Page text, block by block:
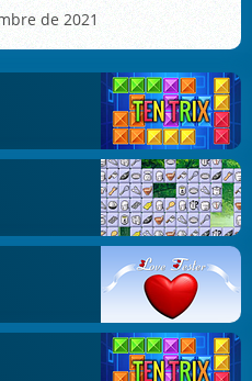
de 2021